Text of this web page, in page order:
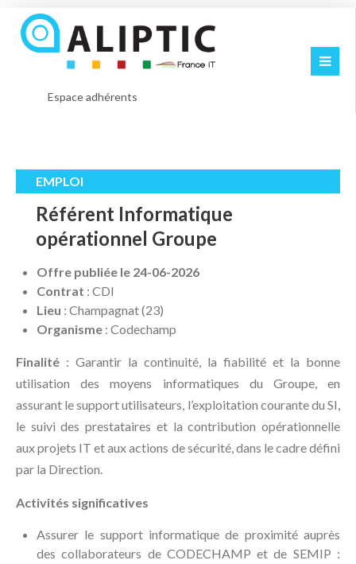
Espace adhérents
EMPLOI
Référent Informatique
opérationnel Groupe
Offre publiée le 24-06-2026
Contrat : CDI
Lieu : Champagnat (23)
Organisme : Codechamp
Finalité : Garantir la continuité, la fiabilité et la bonne
utilisation des moyens informatiques du Groupe, en
assurant le support utilisateurs, l’exploitation courante du SI,
le suivi des prestataires et la contribution opérationnelle
aux projets IT et aux actions de sécurité, dans le cadre défini
par la Direction.
Activités significatives
Assurer le support informatique de proximité auprès
des collaborateurs de CODECHAMP et de SEMIP :